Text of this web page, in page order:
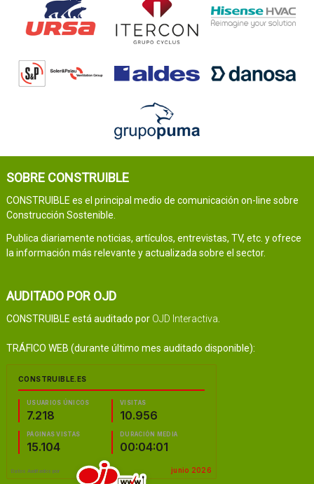
SOBRE CONSTRUIBLE
CONSTRUIBLE es el principal medio de comunicación on-line sobre
Construcción Sostenible.
Publica diariamente noticias, artículos, entrevistas, TV, etc. y ofrece
la información más relevante y actualizada sobre el sector.
AUDITADO POR OJD
CONSTRUIBLE está auditado por OJD Interactiva
TRÁFICO WEB (durante último mes auditado disponible):